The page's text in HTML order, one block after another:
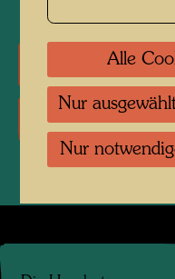
Literatur:
Literatur:
Alle
Nur
Nur